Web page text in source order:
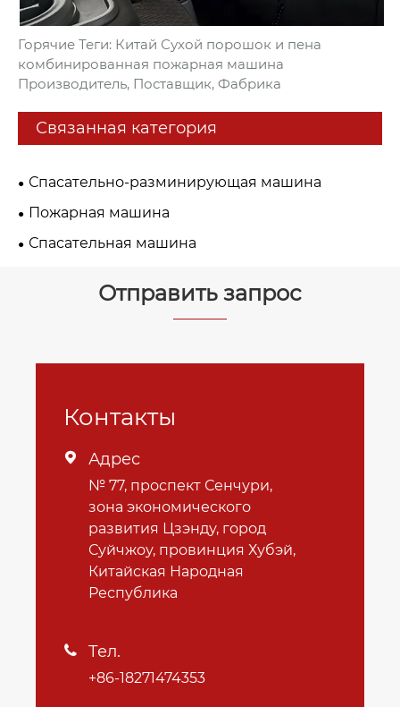
Горячие Теги: Китай Сухой порошок и пена
комбинированная пожарная машина
Производитель, Поставщик, Фабрика
Связанная категория
Спасательно-разминирующая машина
Пожарная машина
Спасательная машина
Отправить запрос
Контакты
 Адрес
№ 77, проспект Сенчури,
зона экономического
развития Цзэнду, город
Суйчжоу, провинция Хубэй,
Китайская Народная
Республика
 Тел.
+86-18271474353